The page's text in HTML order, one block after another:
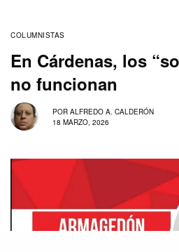
COLUMNISTAS
En Cárdenas, los
no funcionan
POR ALFREDO A. CALDERÓN
18 MARZO, 2026